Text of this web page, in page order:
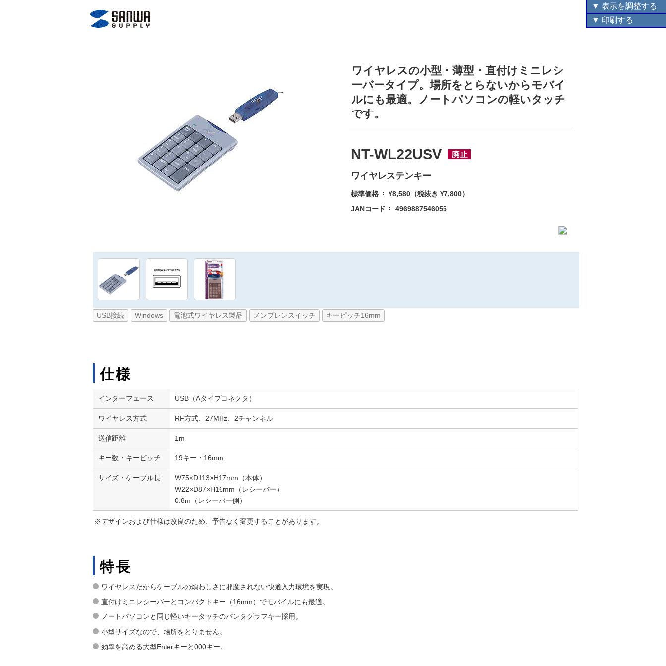
ワイヤレスの小型・薄型・直付けミニレシ
ーバータイプ。場所をとらないからモバイ
ルにも最適。ノートパソコンの軽いタッチ
です。
NT-WL22USV
ワイヤレステンキー
標準価格 ¥8,580 （税抜き ¥7,800）
JANコード
4969887546055
USB接続 Windows 電池式ワイヤレス製品 メンブレンスイッチ キーピッチ16mm
仕様
インターフェース USB（Aタイプコネクタ）
ワイヤレス方式 RF方式、27MHz、2チャンネル
送信距離 1m
キー数・キーピッチ 19キー・16mm
サイズ・ケーブル長
W75×D113×H17mm（本体）
W22×D87×H16mm（レシーバー）
0.8m（レシーバー側）
※デザインおよび仕様は改良のため、予告なく変更することがあります。
特長
ワイヤレスだからケーブルの煩わしさに邪魔されない快適入力環境を実現。
直付けミニレシーバーとコンパクトキー（16mm）でモバイルにも最適。
ノートパソコンと同じ軽いキータッチのパンタグラフキー採用。
小型サイズなので、場所をとりません。
効率を高める大型Enterキーと000キー。
▼ 表示を調整する
▼ 印刷する